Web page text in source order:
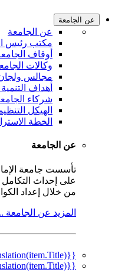
عن الجامعة
عن الجامعة
مكتب رئيس
أوقاف
وكالات
مجالس
أهداف
شركاء
الهيكل
الخطة
عن الجامعة
على إحداث التكامل
من خلال إعداد
المزيد عن الجامعة
{{mmc.getCurrentTranslation(item.Title)}}
{{mmc.getCurrentTranslation(item.Title)}}